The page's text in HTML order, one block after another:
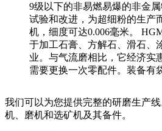
9级以下的非易燃易爆的非金
试验和改进，为超细粉的生产
机，细度可达0.006毫米。
于加工石膏、方解石、滑石、
业。与气流磨相比，它经济实
需要更换一次零配件。装备有
我们可以为您提供完整的研磨生产
机、磨机和选矿机及其备件。